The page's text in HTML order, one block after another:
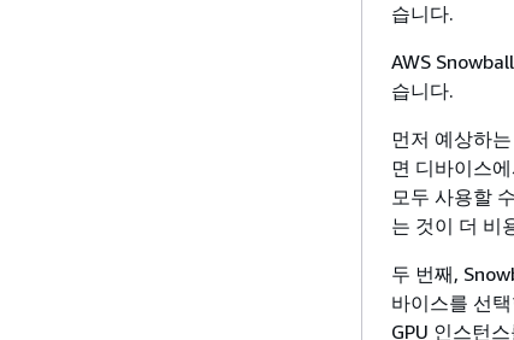
습니다.
AWS
습니다.
먼저 예상하
면 디바이스
모두 사용할
는 것이 더 비
두 번째,
바이스를 선
GPU 인스턴